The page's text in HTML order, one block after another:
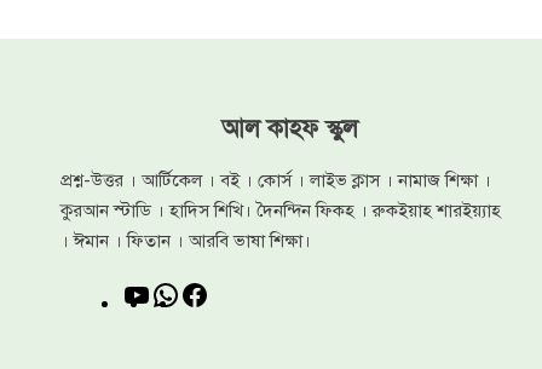
আল কাহফ স্কুল
প্রশ্ন-উত্তর । আর্টিকেল । বই । কোর্স । লাইভ ক্লাস । নামাজ শিক্ষা ।
কুরআন স্টাডি । হাদিস শিখি। দৈনন্দিন ফিকহ । রুকইয়াহ শারইয়্যাহ
। ঈমান । ফিতান । আরবি ভাষা শিক্ষা।
YouTube
WhatsApp